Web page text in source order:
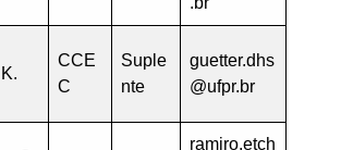
CCE
C
Suple
nte
guetter.dhs
@ufpr.br
ramiro.etch